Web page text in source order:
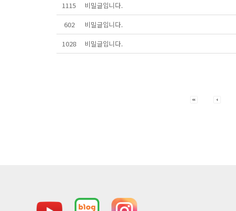
1115
비밀글입니다.
602
비밀글입니다.
1028
비밀글입니다.